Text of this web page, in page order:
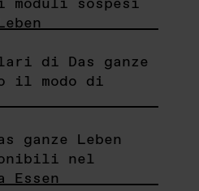
di Das ganze
il modo di
ganze Leben
nel
Essen